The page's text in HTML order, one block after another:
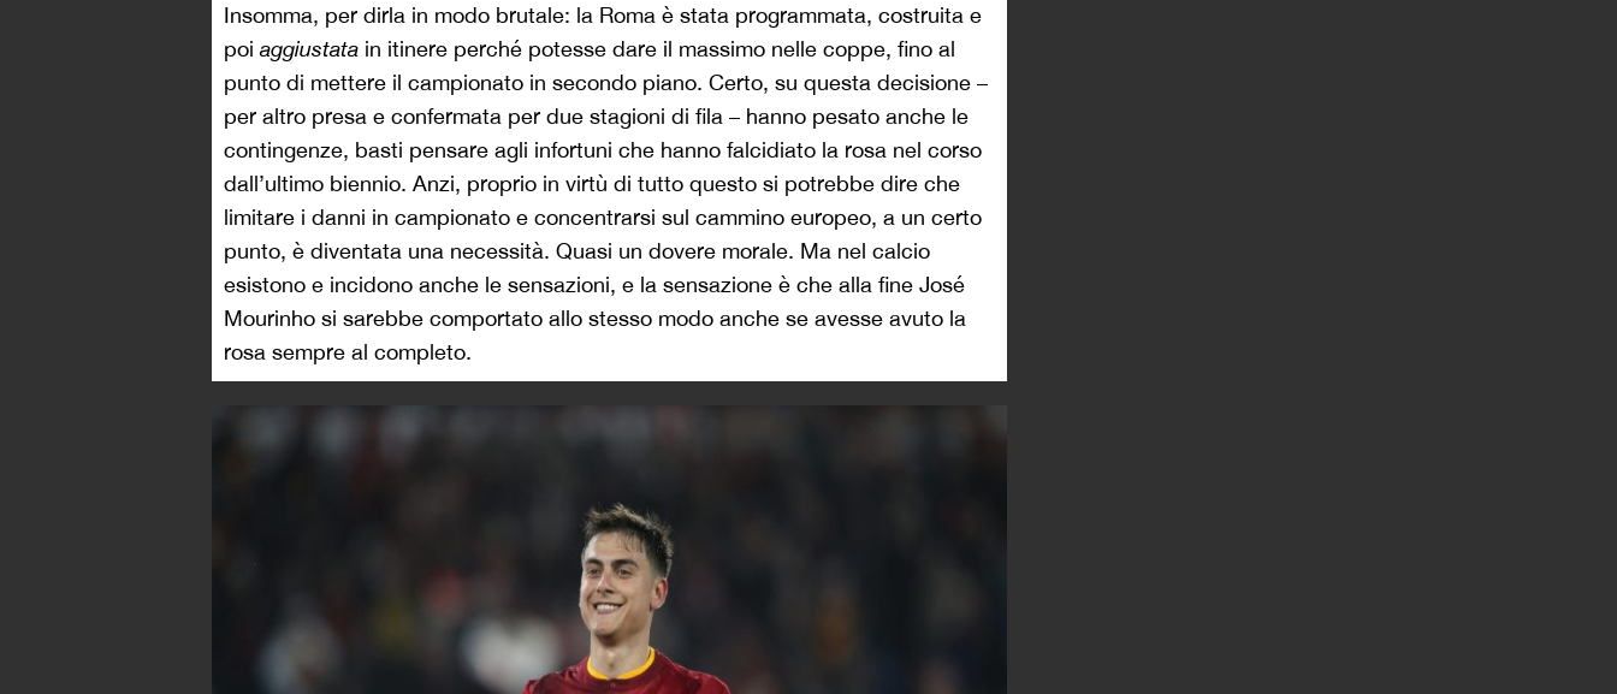
Insomma, per dirla in modo brutale: la Roma è stata programmata, costruita e
poiaggiustata in itinere perché potesse dare il massimo nelle coppe, fino al
punto di mettere il campionato in secondo piano. Certo, su questa decisione –
per altro presa e confermata per due stagioni di fila – hanno pesato anche le
contingenze, basti pensare agli infortuni che hanno falcidiato la rosa nel corso
dall’ultimo biennio. Anzi, proprio in virtù di tutto questo si potrebbe dire che
limitare i danni in campionato e concentrarsi sul cammino europeo, a un certo
punto, è diventata una necessità. Quasi un dovere morale. Ma nel calcio
esistono e incidono anche le sensazioni, e la sensazione è che alla fine José
Mourinho si sarebbe comportato allo stesso modo anche se avesse avuto la
rosa sempre al completo.